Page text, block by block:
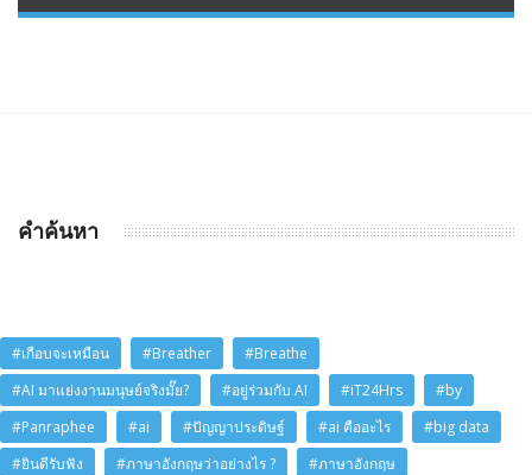
คำค้นหา
#เกือบจะเหมือน #Breather
#Breathe
#AI มาแย่งงานมนุษย์จริงมั๊ย?
#อยู่ร่วมกับ AI #iT24Hrs
#by
#Panraphee
#ai #ปัญญาประดิษฐ์ #ai คืออะไร
#big data
#ยินดีรับฟัง
#ภาษาอังกฤษว่าอย่างไร ?
#ภาษาอังกฤษ